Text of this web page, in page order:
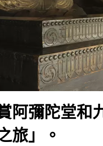
阿彌陀堂和
旅」。